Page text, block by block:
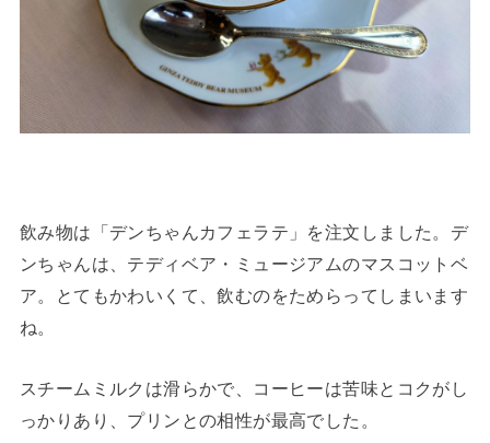
飲み物は「デンちゃんカフェラテ」を注文しました。デ
ンちゃんは、テディベア・ミュージアムのマスコットベ
ア。とてもかわいくて、飲むのをためらってしまいます
ね。
スチームミルクは滑らかで、コーヒーは苦味とコクがし
っかりあり、プリンとの相性が最高でした。